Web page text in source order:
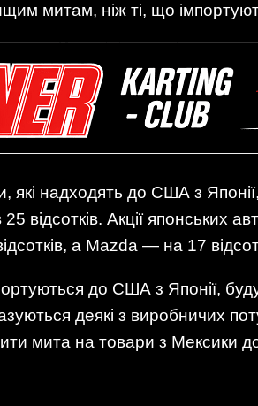
митам, ніж ті, що
надходять до США з
відсотків. Акції японських
а Mazda — на 17
до США з Японії,
деякі з виробничих
мита на товари з Мексики